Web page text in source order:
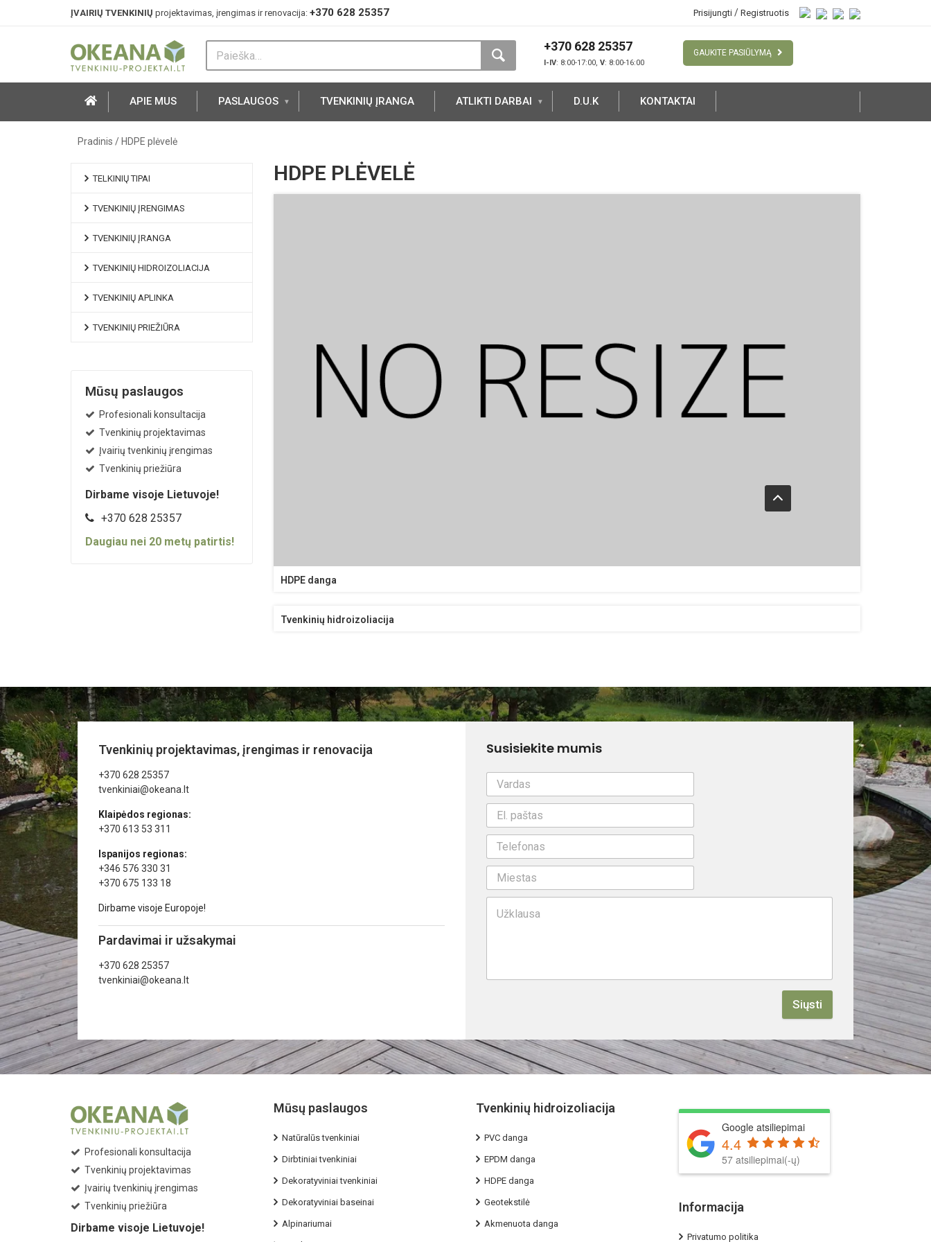
ĮVAIRIŲ TVENKINIŲ projektavimas, įrengimas ir renovacija: +370 628 25357 Prisijungti / Registruotis
+370 628 25357
I-IV: 8:00-17:00, V: 8:00-16:00
GAUKITE PASIŪLYMĄ
APIE MUS PASLAUGOS TVENKINIŲ ĮRANGA ATLIKTI DARBAI D.U.K KONTAKTAI
Pradinis / HDPE plėvelė
TELKINIŲ TIPAI
TVENKINIŲ ĮRENGIMAS
TVENKINIŲ ĮRANGA
TVENKINIŲ HIDROIZOLIACIJA
TVENKINIŲ APLINKA
TVENKINIŲ PRIEŽIŪRA
Mūsų paslaugos
Profesionali konsultacija
Tvenkinių projektavimas
Įvairių tvenkinių įrengimas
Tvenkinių priežiūra
Dirbame visoje Lietuvoje!
+370 628 25357
Daugiau nei 20 metų patirtis!
HDPE PLĖVELĖ
HDPE danga
Tvenkinių hidroizoliacija
Tvenkinių projektavimas, įrengimas ir renovacija
+370 628 25357
tvenkiniai@okeana.lt
Klaipėdos regionas:
+370 613 53 311
Ispanijos regionas:
+346 576 330 31
+370 675 133 18
Dirbame visoje Europoje!
Pardavimai ir užsakymai
+370 628 25357
tvenkiniai@okeana.lt
Susisiekite mumis
Siųsti
Profesionali konsultacija
Tvenkinių projektavimas
Įvairių tvenkinių įrengimas
Tvenkinių priežiūra
Dirbame visoje Lietuvoje!
Mūsų paslaugos
Natūralūs tvenkiniai
Dirbtiniai tvenkiniai
Dekoratyviniai tvenkiniai
Dekoratyviniai baseinai
Alpinariumai
Tvenkinių hidroizoliacija
PVC danga
EPDM danga
HDPE danga
Geotekstilė
Akmenuota danga
Google atsiliepimai
4.4
57 atsiliepimai(-ų)
Informacija
Privatumo politika